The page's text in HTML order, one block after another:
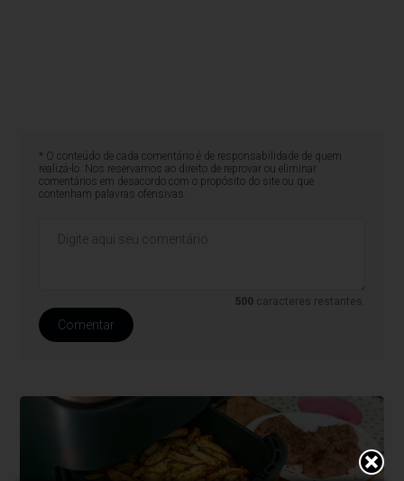
* O conteúdo de cada comentário é de responsabilidade de quem
realizá-lo. Nos reservamos ao direito de reprovar ou eliminar
comentários em desacordo com o propósito do site ou que
contenham palavras ofensivas.
500 caracteres restantes.
Comentar